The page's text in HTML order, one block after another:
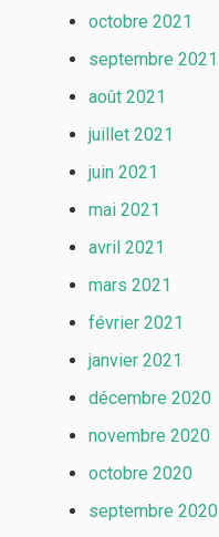
octobre 2021
septembre 2021
août 2021
juillet 2021
juin 2021
mai 2021
avril 2021
mars 2021
février 2021
janvier 2021
décembre 2020
novembre 2020
octobre 2020
septembre 2020